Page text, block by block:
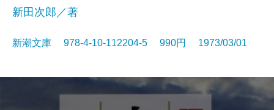
新田次郎／著
新潮文庫 978-4-10-112204-5 990円 1973/03/01